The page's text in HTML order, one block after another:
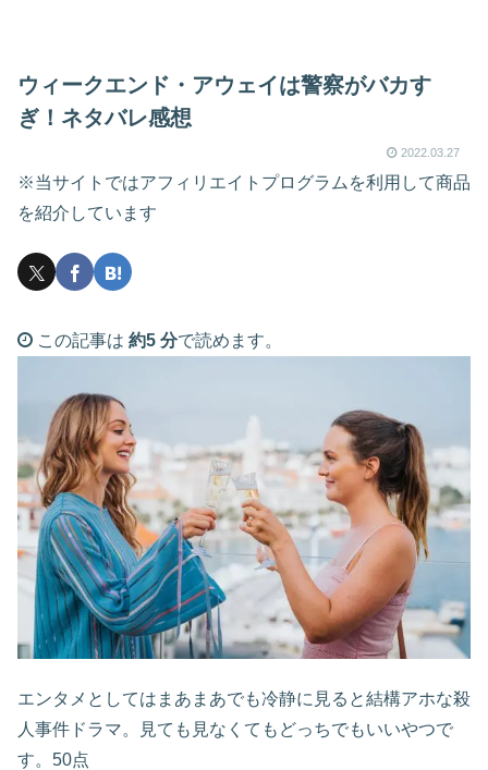
ウィークエンド・アウェイは警察がバカす
ぎ！ネタバレ感想
2022.03.27
※当サイトではアフィリエイトプログラムを利用して商品
を紹介しています
この記事は 約5 分で読めます。
エンタメとしてはまあまあでも冷静に見ると結構アホな殺
人事件ドラマ。見ても見なくてもどっちでもいいやつで
す。50点